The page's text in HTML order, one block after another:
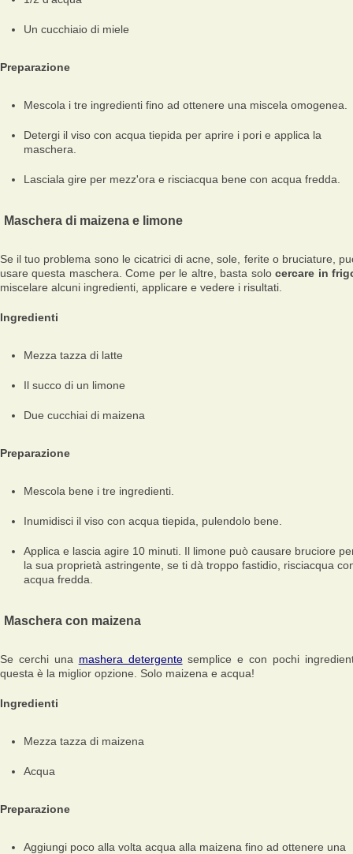
Un cucchiaio di miele
Preparazione
Mescola i tre ingredienti fino ad ottenere una miscela omogenea.
Detergi il viso con acqua tiepida per aprire i pori e applica la
maschera.
Lasciala gire per mezz'ora e risciacqua bene con acqua fredda.
Maschera di maizena e limone
Se il tuo problema sono le cicatrici di acne, sole, ferite o bruciature,
usare questa maschera. Come per le altre, basta solocercare in
miscelare alcuni ingredienti, applicare e vedere i risultati.
Ingredienti
Mezza tazza di latte
Il succo di un limone
Due cucchiai di maizena
Preparazione
Mescola bene i tre ingredienti.
Inumidisci il viso con acqua tiepida, pulendolo bene.
Applica e lascia agire 10 minuti. Il limone può causare bruciore
la sua proprietà astringente, se ti dà troppo fastidio, risciacqua
acqua fredda.
Maschera con maizena
Se cerchi una mashera detergentesemplice e con pochi
questa è la miglior opzione. Solo maizena e acqua!
Ingredienti
Mezza tazza di maizena
Acqua
Preparazione
Aggiungi poco alla volta acqua alla maizena fino ad ottenere una